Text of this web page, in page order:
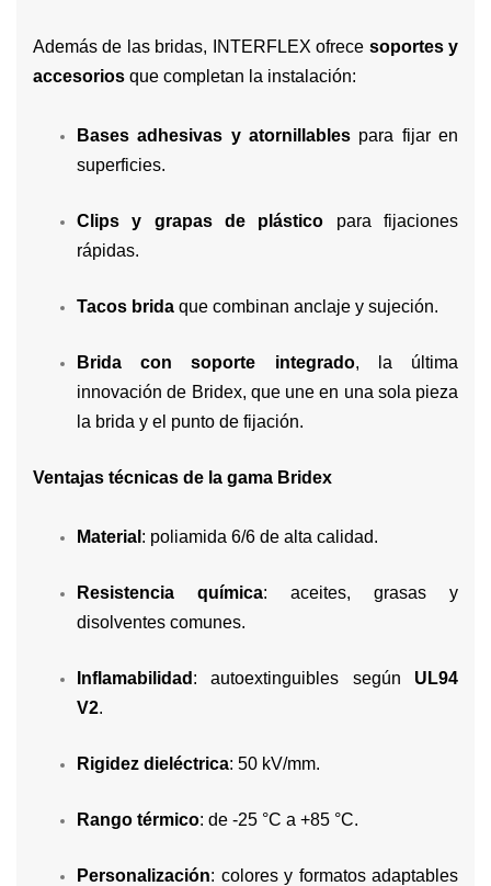
Además de las bridas, INTERFLEX ofrece soportes y
accesorios que completan la instalación:
Bases adhesivas y atornillables para fijar en
superficies.
Clips y grapas de plástico para fijaciones
rápidas.
Tacos brida que combinan anclaje y sujeción.
Brida con soporte integrado, la última
innovación de Bridex, que une en una sola pieza
la brida y el punto de fijación.
Ventajas técnicas de la gama Bridex
Material : poliamida 6/6 de alta calidad.
Resistencia química: aceites, grasas y
disolventes comunes.
Inflamabilidad : autoextinguibles según UL94
V2.
Rigidez dieléctrica: 50 kV/mm.
Rango térmico: de -25 °C a +85 °C.
Personalización: colores y formatos adaptables